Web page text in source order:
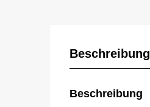
Beschreibung
Beschreibung